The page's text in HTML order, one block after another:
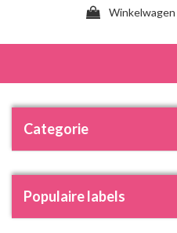
Winkelwagen
Categorie
Populaire labels